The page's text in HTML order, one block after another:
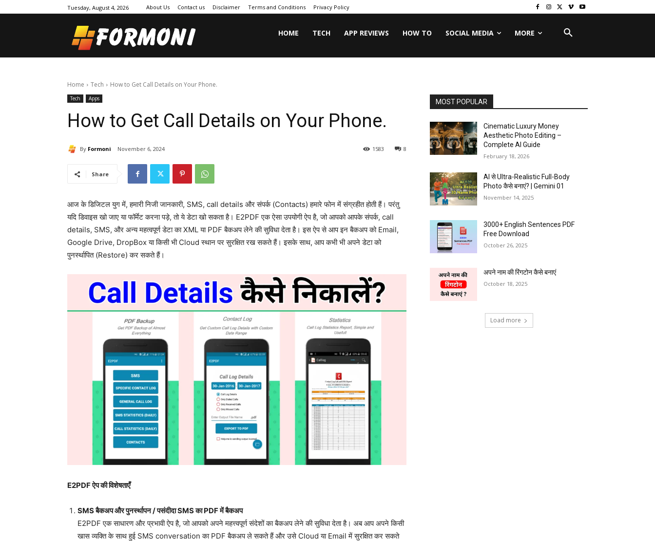
Tuesday, August 4, 2026 About Us Contact us Disclaimer Terms and Conditions Privacy Policy
HOME TECH APP REVIEWS HOW TO SOCIAL MEDIA MORE
Home Tech How to Get Call Details on Your Phone.
Tech Apps
How to Get Call Details on Your Phone.
By Formoni November 6, 2024 8
1583
Share
आज के डिजिटल युग में, हमारी निजी जानकारी, SMS, call details और संपर्क (Contacts) हमारे फोन में संग्रहीत होती हैं। परंतु
यदि डिवाइस खो जाए या फॉर्मेट करना पड़े, तो ये डेटा खो सकता है। E2PDF एक ऐसा उपयोगी ऐप है, जो आपको आपके संपर्क, call
details, SMS, और अन्य महत्वपूर्ण डेटा का XML या PDF बैकअप लेने की सुविधा देता है। इस ऐप से आप इन बैकअप को Email,
Google Drive, DropBox या किसी भी Cloud स्थान पर सुरक्षित रख सकते हैं। इसके साथ, आप कभी भी अपने डेटा को
पुनर्स्थापित (Restore) कर सकते हैं।
E2PDF ऐप की विशेषताएँ
SMS बैकअप और पुनर्स्थापन / पसंदीदा SMS का PDF में बैकअप
E2PDF एक साधारण और प्रभावी ऐप है, जो आपको अपने महत्त्वपूर्ण संदेशों का बैकअप लेने की सुविधा देता है। अब आप अपने किसी
खास व्यक्ति के साथ हुई SMS conversation का PDF बैकअप ले सकते हैं और उसे Cloud या Email में सुरक्षित कर सकते
MOST POPULAR
Cinematic Luxury Money
Aesthetic Photo Editing –
Complete AI Guide
February 18, 2026
AI से Ultra-Realistic Full-Body
Photo कैसे बनाएं? | Gemini 01
November 14, 2025
3000+ English Sentences PDF
Free Download
October 26, 2025
अपने नाम की रिंगटोन कैसे बनाएं
October 18, 2025
Load more